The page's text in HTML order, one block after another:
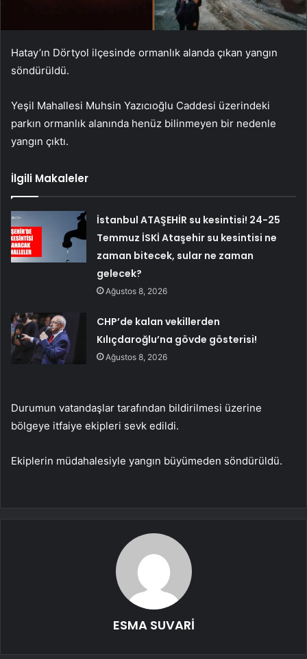
Hatay’ın Dörtyol ilçesinde ormanlık alanda çıkan yangın
söndürüldü.
Yeşil Mahallesi Muhsin Yazıcıoğlu Caddesi üzerindeki
parkın ormanlık alanında henüz bilinmeyen bir nedenle
yangın çıktı.
İlgili Makaleler
İstanbul ATAŞEHİR su kesintisi! 24-25
Temmuz İSKİ Ataşehir su kesintisi ne
zaman bitecek, sular ne zaman
gelecek?
Ağustos 8, 2026
CHP’de kalan vekillerden
Kılıçdaroğlu’na gövde gösterisi!
Ağustos 8, 2026
Durumun vatandaşlar tarafından bildirilmesi üzerine
bölgeye itfaiye ekipleri sevk edildi.
Ekiplerin müdahalesiyle yangın büyümeden söndürüldü.
ESMA SUVARİ